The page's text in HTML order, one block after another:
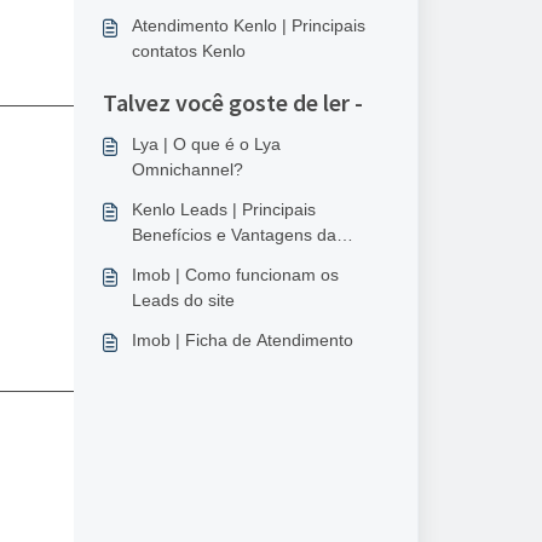
Atendimento Kenlo | Principais
contatos Kenlo
Talvez você goste de ler -
Lya | O que é o Lya
Omnichannel?
Kenlo Leads | Principais
Benefícios e Vantagens da
Imob | Como funcionam os
Leads do site
Imob | Ficha de Atendimento